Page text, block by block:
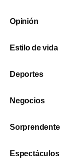
Opinión
Estilo de vida
Deportes
Negocios
Sorprendente
Espectáculos